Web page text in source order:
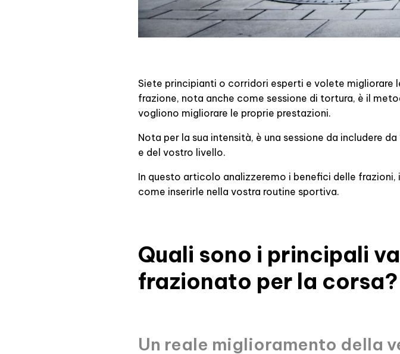
Siete principianti o corridori esperti e volete migliorare
frazione, nota anche come sessione di tortura, è il
vogliono migliorare le proprie prestazioni.
Nota per la sua intensità, è una sessione da includere
e del vostro livello.
In questo articolo analizzeremo i benefici delle
come inserirle nella vostra routine sportiva.
Quali sono i principali
frazionato per la corsa?
Un reale miglioramento della